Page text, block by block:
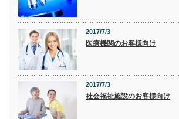
2017/7/3
医療機関のお客様向け
2017/7/3
社会福祉施設のお客様向け